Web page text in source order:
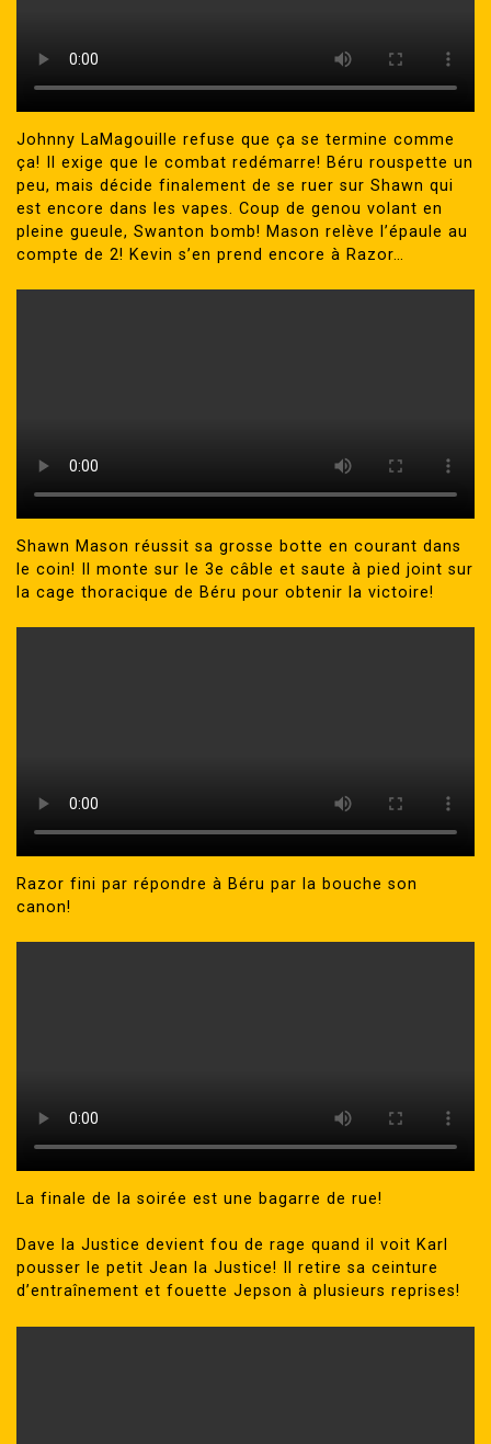
Johnny LaMagouille refuse que ça se termine comme
ça! Il exige que le combat redémarre! Béru rouspette un
peu, mais décide finalement de se ruer sur Shawn qui
est encore dans les vapes. Coup de genou volant en
pleine gueule, Swanton bomb! Mason relève l’épaule au
compte de 2! Kevin s’en prend encore à Razor…
Shawn Mason réussit sa grosse botte en courant dans
le coin! Il monte sur le 3e câble et saute à pied joint sur
la cage thoracique de Béru pour obtenir la victoire!
Razor fini par répondre à Béru par la bouche son
canon!
La finale de la soirée est une bagarre de rue!
Dave la Justice devient fou de rage quand il voit Karl
pousser le petit Jean la Justice! Il retire sa ceinture
d’entraînement et fouette Jepson à plusieurs reprises!